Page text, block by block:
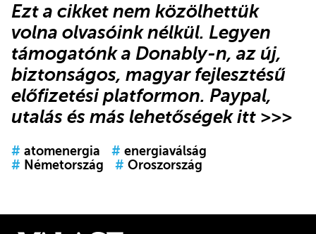
Ezt a cikket nem közölhettük
volna olvasóink nélkül. Legyen
támogatónka Donably-n, az új,
biztonságos, magyar fejlesztésű
előfizetési platformon. Paypal,
utalás és más lehetőségek itt >>>
# atomenergia # energiaválság
# Németország # Oroszország